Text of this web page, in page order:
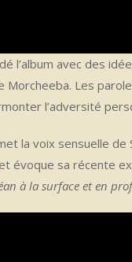
l’album avec des
Les
l’adversité
la voix sensuelle
évoque sa récente
à la surface et en